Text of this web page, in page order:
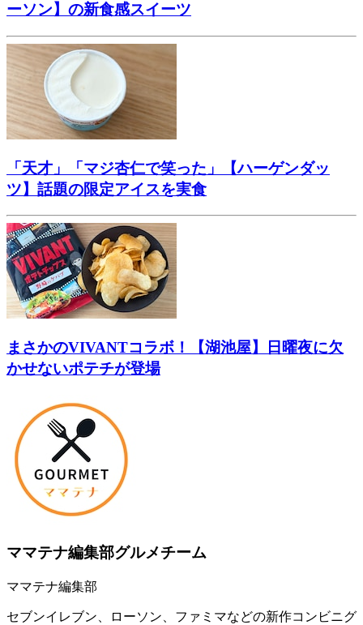
ーソン】の新食感スイーツ
「天才」「マジ杏仁で笑った」【ハーゲンダッ
ツ】話題の限定アイスを実食
まさかのVIVANTコラボ！【湖池屋】日曜夜に欠
かせないポテチが登場
ママテナ編集部グルメチーム
ママテナ編集部
セブンイレブン、ローソン、ファミマなどの新作コンビニグ